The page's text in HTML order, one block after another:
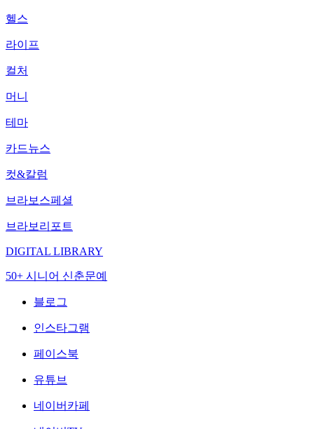
헬스
라이프
컬처
머니
테마
카드뉴스
컷&칼럼
브라보스페셜
브라보리포트
DIGITAL LIBRARY
50+ 시니어 신춘문예
블로그
인스타그램
페이스북
유튜브
네이버카페